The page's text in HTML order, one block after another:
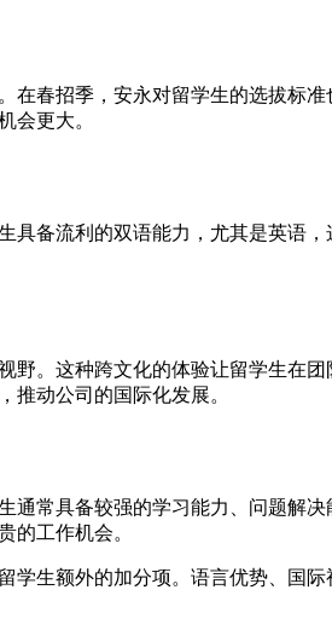
春招季，安永对留学生的选拔标
会更大。
备流利的双语能力，尤其是英语
。这种跨文化的体验让留学生在
推动公司的国际化发展。
常具备较强的学习能力、问题解
的工作机会。
生额外的加分项。语言优势、国